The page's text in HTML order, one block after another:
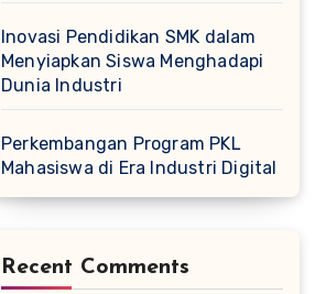
Inovasi Pendidikan SMK dalam
Menyiapkan Siswa Menghadapi
Dunia Industri
Perkembangan Program PKL
Mahasiswa di Era Industri Digital
Recent Comments